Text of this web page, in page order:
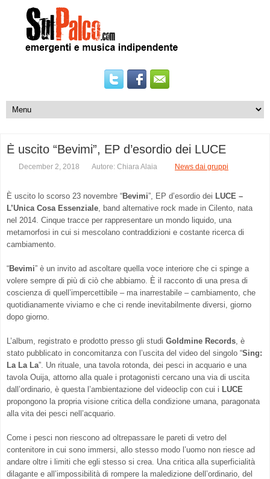
È uscito “Bevimi”, EP d’esordio dei LUCE
December 2, 2018 Autore: Chiara Alaia News dai gruppi
È uscito lo scorso 23 novembre “Bevimi”, EP d’esordio dei LUCE –
L’Unica Cosa Essenziale, band alternative rock made in Cilento, nata
nel 2014. Cinque tracce per rappresentare un mondo liquido, una
metamorfosi in cui si mescolano contraddizioni e costante ricerca di
cambiamento.
“Bevimi” è un invito ad ascoltare quella voce interiore che ci spinge a
volere sempre di più di ciò che abbiamo. È il racconto di una presa di
coscienza di quell’impercettibile – ma inarrestabile – cambiamento, che
quotidianamente viviamo e che ci rende inevitabilmente diversi, giorno
dopo giorno.
L’album, registrato e prodotto presso gli studi Goldmine Records, è
stato pubblicato in concomitanza con l’uscita del video del singolo “Sing:
La La La”. Un rituale, una tavola rotonda, dei pesci in acquario e una
tavola Ouija, attorno alla quale i protagonisti cercano una via di uscita
dall’ordinario, è questa l’ambientazione del videoclip con cui i LUCE
propongono la propria visione critica della condizione umana, paragonata
alla vita dei pesci nell’acquario.
Come i pesci non riescono ad oltrepassare le pareti di vetro del
contenitore in cui sono immersi, allo stesso modo l’uomo non riesce ad
andare oltre i limiti che egli stesso si crea. Una critica alla superficialità
dilagante e all’impossibilità di rompere la maledizione dell’ordinario, del